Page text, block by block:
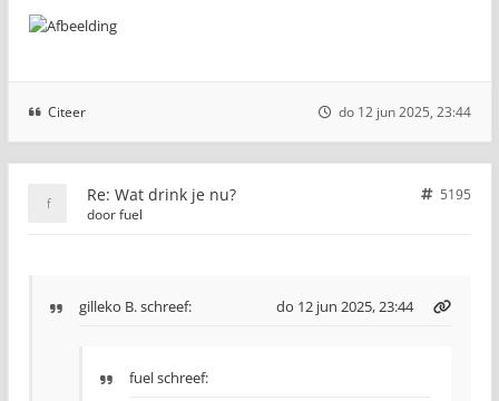
Citeer do 12 jun 2025, 23:44
Re: Wat drink je nu?
5195
doorfuel
gilleko B.schreef: do 12 jun 2025, 23:44
fuel schreef: